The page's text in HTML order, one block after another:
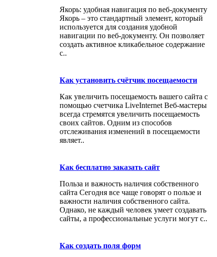
Якорь: удобная навигация по веб-документу
Якорь – это стандартный элемент, который
используется для создания удобной
навигации по веб-документу. Он позволяет
создать активное кликабельное содержание
с..
Как установить счётчик посещаемости
Как увеличить посещаемость вашего сайта с
помощью счетчика LiveInternet Веб-мастеры
всегда стремятся увеличить посещаемость
своих сайтов. Одним из способов
отслеживания изменений в посещаемости
являет..
Как бесплатно заказать сайт
Польза и важность наличия собственного
сайта Сегодня все чаще говорят о пользе и
важности наличия собственного сайта.
Однако, не каждый человек умеет создавать
сайты, а профессиональные услуги могут с..
Как создать поля форм